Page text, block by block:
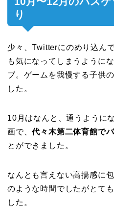
り
少々、Twitterにのめり込ん
も気になってしまうように
ブ。ゲームを我慢する子供
した。
10月はなんと、通うように
画で、代々木第二体育館で
とができました。
なんとも言えない高揚感に
のような時間でしたがとて
した。